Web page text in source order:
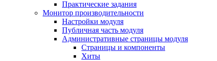
Практические задания
Монитор производительности
Настройки модуля
Публичная часть модуля
Административные страницы модуля
Страницы и компоненты
Хиты